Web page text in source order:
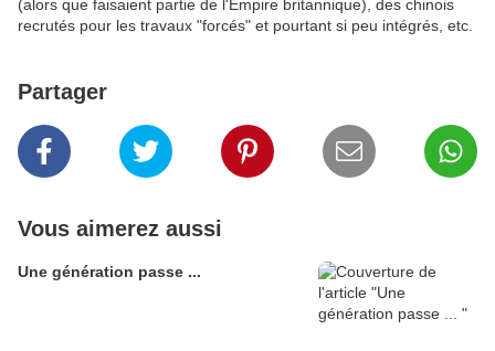
(alors que faisaient partie de l'Empire britannique), des chinois
recrutés pour les travaux "forcés" et pourtant si peu intégrés, etc.
Partager
Vous aimerez aussi
Une génération passe ...